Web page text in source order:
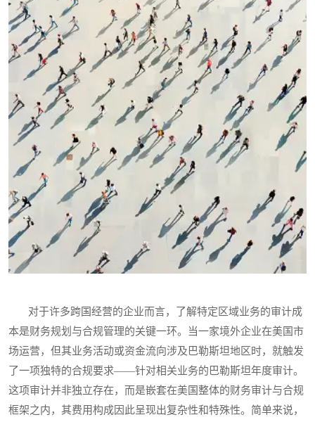
对于许多跨国经营的企业而言，了解特定区域业务的审计成
本是财务规划与合规管理的关键一环。当一家境外企业在美国市
场运营，但其业务活动或资金流向涉及巴勒斯坦地区时，就触发
了一项独特的合规要求——针对相关业务的巴勒斯坦年度审计。
这项审计并非独立存在，而是嵌套在美国整体的财务审计与合规
框架之内，其费用构成因此呈现出复杂性和特殊性。简单来说，